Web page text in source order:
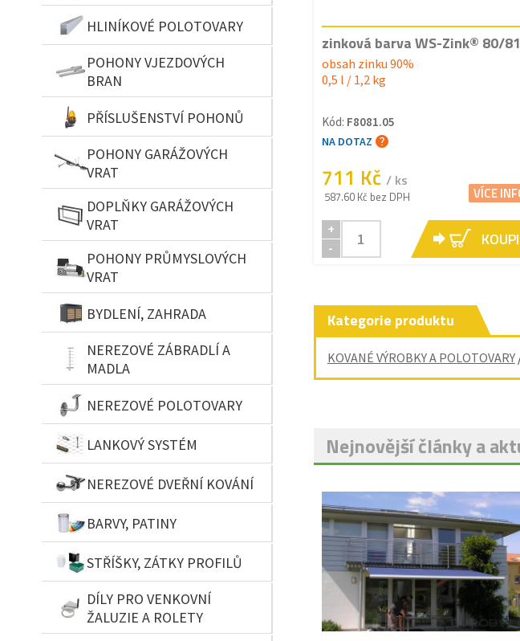
HLINÍKOVÉ POLOTOVARY
POHONY VJEZDOVÝCH
BRAN
PŘÍSLUŠENSTVÍ POHONŮ
POHONY GARÁŽOVÝCH
VRAT
DOPLŇKY GARÁŽOVÝCH
VRAT
POHONY PRŮMYSLOVÝCH
VRAT
BYDLENÍ, ZAHRADA
NEREZOVÉ ZÁBRADLÍ A
MADLA
NEREZOVÉ POLOTOVARY
LANKOVÝ SYSTÉM
NEREZOVÉ DVEŘNÍ KOVÁNÍ
BARVY, PATINY
STŘÍŠKY, ZÁTKY PROFILŮ
DÍLY PRO VENKOVNÍ
ŽALUZIE A ROLETY
zinková barva WS-Zink® 80/81
obsah zinku 90%
0,5 l / 1,2 kg
Kód: F8081.05
NA DOTAZ
711 Kč / ks
587.60 Kč bez DPH VÍCE
+
-
Kategorie produktu
KOVANÉ VÝROBKY A POLOTOVARY
Nejnovější články a